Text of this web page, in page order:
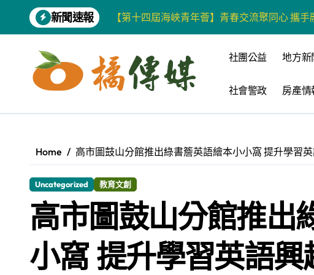
content
新聞速報
【第十四屆海峽青年薈】青春交流聚同心 攜
增殖放流超65萬尾魚苗 兩岸學生共營環保生態
【第十四屆海峽青年薈】兩岸青年福州體驗水
柯志恩競選網站正式上線 打造數位選戰新平台
藍綠市長參選人對無人載具條例互批 柯志恩
爭取原住民選票 柯志恩提原民5大政策 打造城
雅安 天府之肺裡的安逸密碼 一座被時光偏愛
港都文藝學會首辦蓮池潭文學營 支持高雄文學
高科大機電系與日本愛媛大學跨校合作 並感謝
社團公益 地方新
社會警政 房產情
Home 高市圖鼓山分館推出綠書簷英語繪本小小窩 提升學習
Uncategorized 教育文創
高市圖鼓山分館推出
小窩 提升學習英語興